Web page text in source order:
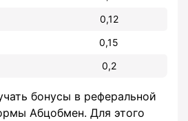
0,12
0,15
0,2
бонусы в реферальной
Абцобмен. Для этого